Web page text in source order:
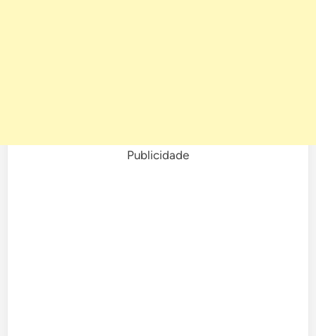
Publicidade